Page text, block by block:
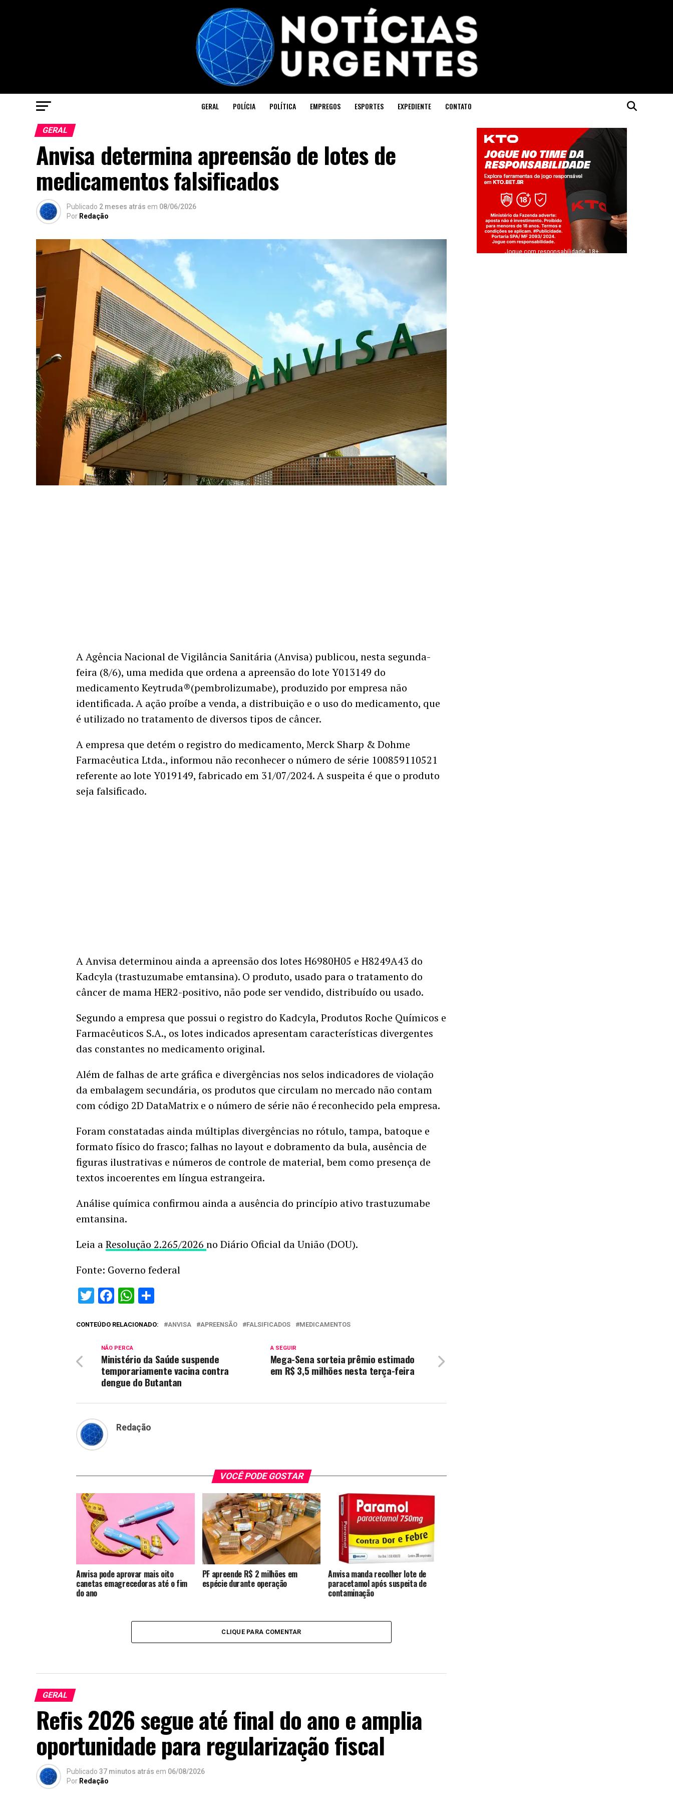
GERAL POLÍCIA POLÍTICA EMPREGOS ESPORTES EXPEDIENTE CONTATO
GERAL
Anvisa determina apreensão de lotes de
medicamentos falsificados
Publicado 2 meses atrás em 08/06/2026
Por Redação
A Agência Nacional de Vigilância Sanitária (Anvisa) publicou, nesta segunda-
feira (8/6), uma medida que ordena a apreensão do lote Y013149 do
medicamento Keytruda®(pembrolizumabe), produzido por empresa não
identificada. A ação proíbe a venda, a distribuição e o uso do medicamento, que
é utilizado no tratamento de diversos tipos de câncer.
A empresa que detém o registro do medicamento, Merck Sharp & Dohme
Farmacêutica Ltda., informou não reconhecer o número de série 100859110521
referente ao lote Y019149, fabricado em 31/07/2024. A suspeita é que o produto
seja falsificado.
A Anvisa determinou ainda a apreensão dos lotes H6980H05 e H8249A43 do
Kadcyla (trastuzumabe emtansina). O produto, usado para o tratamento do
câncer de mama HER2-positivo, não pode ser vendido, distribuído ou usado.
Segundo a empresa que possui o registro do Kadcyla, Produtos Roche Químicos e
Farmacêuticos S.A., os lotes indicados apresentam características divergentes
das constantes no medicamento original.
Além de falhas de arte gráfica e divergências nos selos indicadores de violação
da embalagem secundária, os produtos que circulam no mercado não contam
com código 2D DataMatrix e o número de série não é reconhecido pela empresa.
Foram constatadas ainda múltiplas divergências no rótulo, tampa, batoque e
formato físico do frasco; falhas no layout e dobramento da bula, ausência de
figuras ilustrativas e números de controle de material, bem como presença de
textos incoerentes em língua estrangeira.
Análise química confirmou ainda a ausência do princípio ativo trastuzumabe
emtansina.
Leia aResolução 2.265/2026 no Diário Oficial da União (DOU).
Fonte: Governo federal
Twitter
Facebook
WhatsApp
CONTEÚDO RELACIONADO: ANVISA APREENSÃO FALSIFICADOS MEDICAMENTOS
A SEGUIR
Mega-Sena sorteia prêmio estimado
em R$ 3,5 milhões nesta terça-feira
NÃO PERCA
Ministério da Saúde suspende
temporariamente vacina contra
dengue do Butantan
Redação
VOCÊ PODE GOSTAR
Anvisa pode aprovar mais oito
canetas emagrecedoras até o fim
do ano
PF apreende R$ 2 milhões em
espécie durante operação
Anvisa manda recolher lote de
paracetamol após suspeita de
contaminação
CLIQUE PARA COMENTAR
GERAL
Refis 2026 segue até final do ano e amplia
oportunidade para regularização fiscal
Publicado 37 minutos atrás em 06/08/2026
Por Redação
Jogue com responsabilidade. 18+